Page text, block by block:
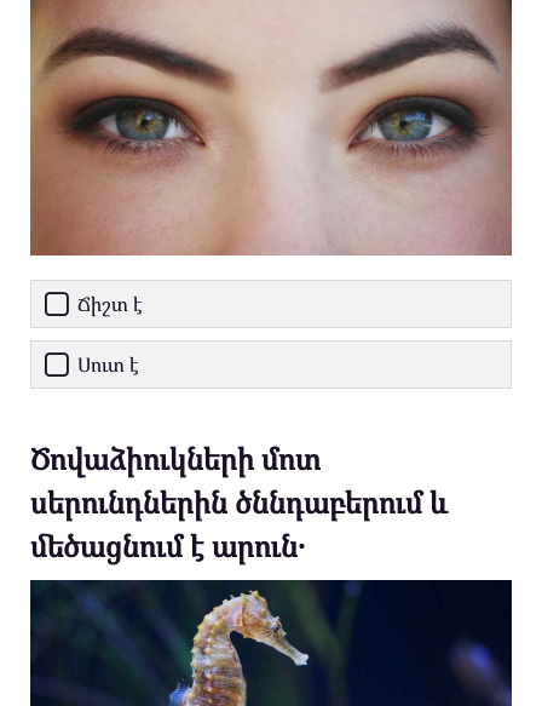
Ճիշտ է
Սուտ է
Ծովաձիուկների մոտ
սերունդներին ծննդաբերում և
մեծացնում է արուն․